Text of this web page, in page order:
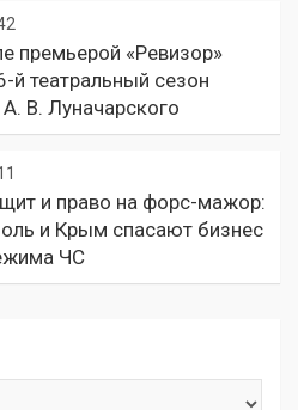
премьерой «Ревизор»
й театральный сезон
В. Луначарского
и право на форс-мажор:
и Крым спасают бизнес
ЧС